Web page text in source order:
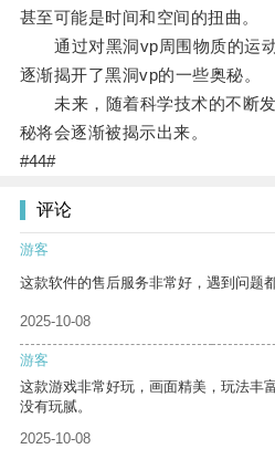
甚至可能是时间和空间的扭曲。
通过对黑洞vp周围物质的运动
逐渐揭开了黑洞vp的一些奥秘。
未来，随着科学技术的不断发
秘将会逐渐被揭示出来。
#44#
评论
游客
这款软件的售后服务非常好，遇到问题
2025-10-08
游客
这款游戏非常好玩，画面精美，玩法丰
没有玩腻。
2025-10-08